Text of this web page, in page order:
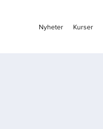
Nyheter Kurser